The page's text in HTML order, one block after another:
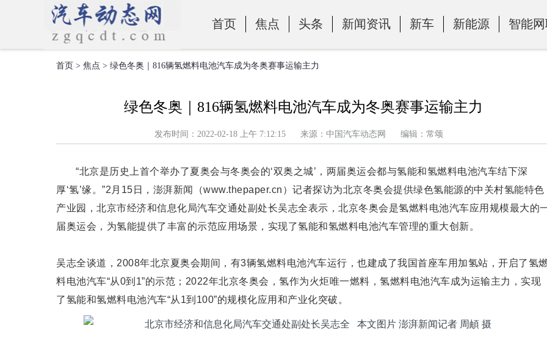
首页 焦点 头条 新闻资讯 新车 新能源 智能
零部件
首页 > 焦点 > 绿色冬奥｜816辆氢燃料电池汽车成为冬奥赛事运输主力
绿色冬奥｜816辆氢燃料电池汽车成为冬奥赛事运输主力
发布时间：2022-02-18 上午 7:12:15 来源：中国汽车动态网 编辑：常颂
“北京是历史上首个举办了夏奥会与冬奥会的‘双奥之城’，两届奥运会都与氢能和氢燃料电池汽车结下深
厚‘氢’缘。”2月15日，澎湃新闻（www.thepaper.cn）记者探访为北京冬奥会提供绿色氢能源的中关村氢能特色
产业园，北京市经济和信息化局汽车交通处副处长吴志全表示，北京冬奥会是氢燃料电池汽车应用规模最大的
届奥运会，为氢能提供了丰富的示范应用场景，实现了氢能和氢燃料电池汽车管理的重大创新。
吴志全谈道，2008年北京夏奥会期间，有3辆氢燃料电池汽车运行，也建成了我国首座车用加氢站，开启了氢
料电池汽车“从0到1”的示范；2022年北京冬奥会，氢作为火炬唯一燃料，氢燃料电池汽车成为运输主力，实现
了氢能和氢燃料电池汽车“从1到100”的规模化应用和产业化突破。